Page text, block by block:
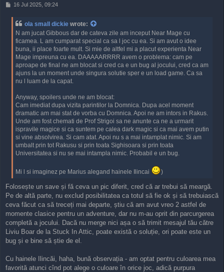
P16 Jul 2025, 09:24
ola small dickie wrote:
N am jucat Gibbous dar de cateva zile am inceput Near Mage cu
ficamea. L am cumparat special ca sa l joc cu ea. Si am avut o idee
buna, ii place foarte mult. Si mie de altfel mi a placut experienta Near
Mage impreuna cu ea. DAAAAARRRR avem o problema: cam pe
aproape de final ne am blocat si cred ca e un bug al jocului, cred ca am
ajuns la un moment unde singura solutie sper e un load game. Ca sa
nu l luam de la capat.
Anyway, spoilers unde ne am blocat:
Cam imediat dupa vizita parintilor la Domnica. Dupa acel moment
dramatic am mai stat de vorba cu Domnica. Apoi ne am intors in Rakus.
Unde am fost chemati de Prof Strigoi sa ne anunte ca ne a urmarit
ispravile magice si ca suntem pe calea dark magic si ca mai avem putin
si vine absolvirea. Si cam atat. Apoi nu s a mai intamplat nimic. Si am
umbalt prin tot Rakusu si prin toata Sighisoara si prin toata
Universitatea si nu se mai intampla nimic. Probabil e un bug.
Mi l si imaginez pe Marius alegand hainele Ilincai )
Folosește un save și fă ceva un pic diferit, cred că ar trebui să meargă.
Pe de altă parte, nu exclud posibilitatea ca totul să fie ok și să trebuiască
ceva făcut ca să treceți mai departe, știu că am avut vreo 2 astfel de
momente clasice pentru un adventure, dar nu m-au oprit din parcurgerea
completă a jocului. Dacă nu merge nici așa o să trimit mesajul tău către
Liviu Boar de la Stuck In Attic, poate există o soluție, ori poate este un
bug și e bine să știe de el.
Cu hainele Ilincăi, haha, bună observația - am optat pentru culoarea mea
favorită atunci cînd pot alege o culoare în orice joc, adică purpura